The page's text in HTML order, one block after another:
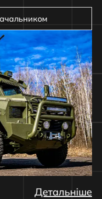
Детальніше